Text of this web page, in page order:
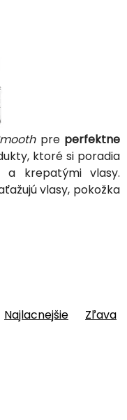
pre perfektne
ktoré si poradia
a krepatými vlasy.
vlasy, pokožka
Najlacnejšie
Zľava